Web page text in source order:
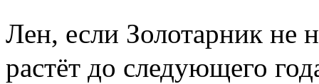
Лен, если Золотарник не
растёт до следующего